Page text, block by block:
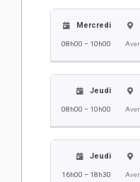
Mercredi
08h00 – 10h00
Jeudi
08h00 – 10h00
Jeudi
16h00 – 18h30